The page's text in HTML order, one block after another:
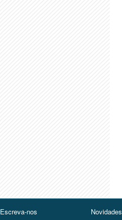
Escreva-nos Novidades